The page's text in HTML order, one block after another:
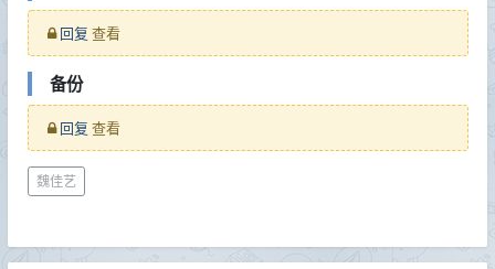
回复 查看
备份
回复 查看
魏佳艺